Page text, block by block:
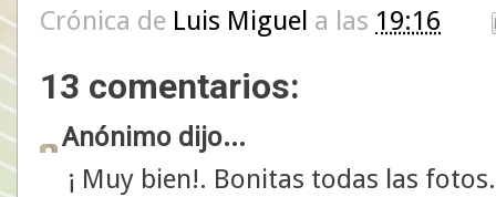
Crónica de Luis Miguel a las 19:16
13 comentarios:
Anónimo dijo...
¡ Muy bien!. Bonitas todas las